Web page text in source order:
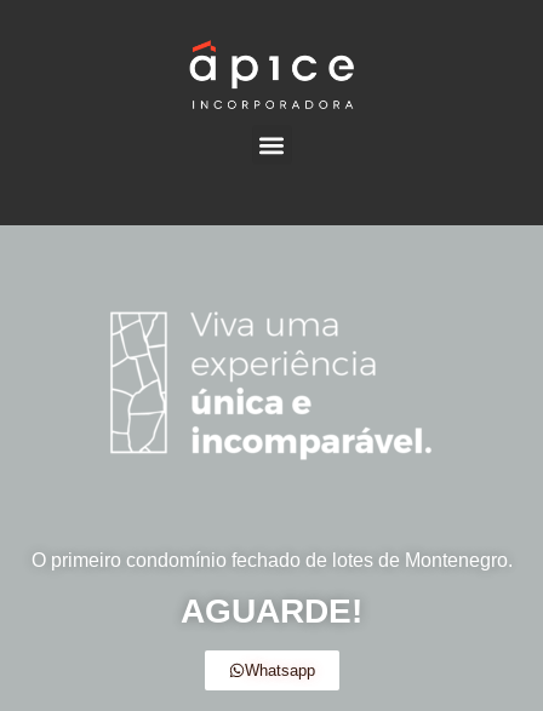
O primeiro condomínio fechado de lotes de Montenegro.
AGUARDE!
Whatsapp